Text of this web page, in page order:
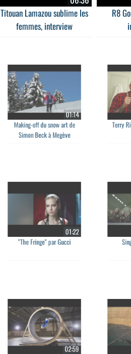
Titouan Lamazou sublime les
femmes, interview
R8
01:14
Making-off du snow art de
Simon Beck à Megève
Terry
01:22
"The Fringe" par Gucci
02:59